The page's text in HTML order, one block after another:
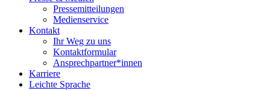
Pressemitteilungen
Medienservice
Kontakt
Ihr Weg zu uns
Kontaktformular
Ansprechpartner*innen
Karriere
Leichte Sprache